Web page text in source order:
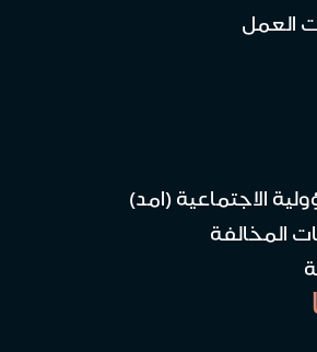
العمل
الاجتماعية (امد)
المخالفة